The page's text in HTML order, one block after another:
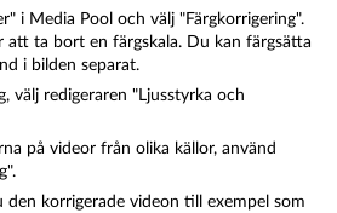
i Media Pool och välj "Färgkorrigering".
att ta bort en färgskala. Du kan färgsätta
i bilden separat.
välj redigeraren "Ljusstyrka och
på videor från olika källor, använd
den korrigerade videon till exempel som